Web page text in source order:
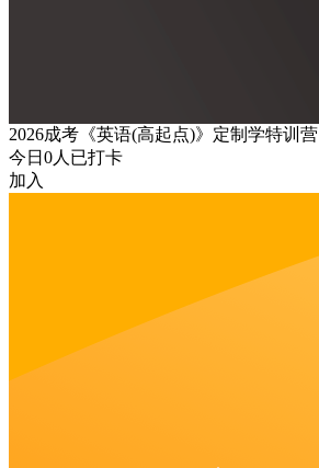
2026成考《英语(高起点)》定制学特训营
今日 0人已打卡
加入